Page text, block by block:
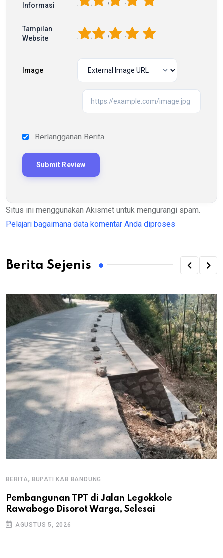
Informasi
Tampilan
Website
5
4
3
2
Image
Berlangganan Berita
Situs ini menggunakan Akismet untuk mengurangi spam.
Pelajari bagaimana data komentar Anda diproses
Berita Sejenis
BERITA, BUPATI KAB BANDUNG
Pembangunan TPT di Jalan Legokkole
Rawabogo Disorot Warga, Selesai
AGUSTUS 5, 2026